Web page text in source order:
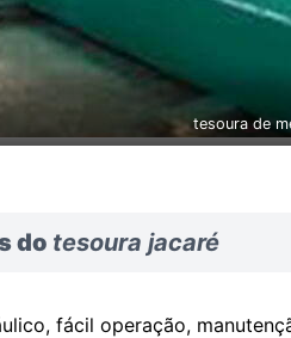
tesoura de
do tesoura jacaré
fácil operação,